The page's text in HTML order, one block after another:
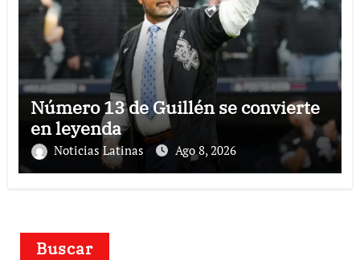
Número 13 de Guillén se convierte
en leyenda
Noticias Latinas Ago 8, 2026
Buscar